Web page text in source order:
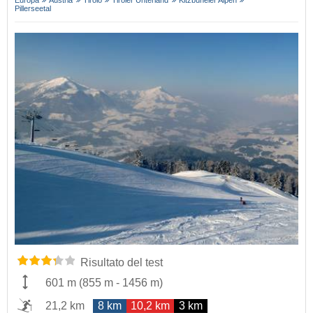
Pillerseetal
Risultato del test
601 m (855 m - 1456 m)
21,2 km
8 km 10,2 km 3 km